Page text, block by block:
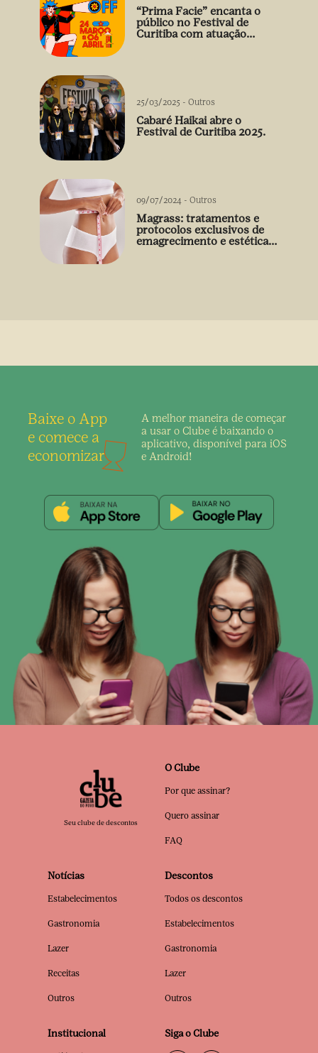
“Prima Facie” encanta o
público no Festival de
Curitiba com atuação
25/03/2025 - Outros
Cabaré Haikai abre o
Festival de Curitiba 2025.
09/07/2024 - Outros
Magrass: tratamentos e
protocolos exclusivos de
emagrecimento e estética
Baixe o App
e comece a
economizar
A melhor maneira de começar
a usar o Clube é baixando o
aplicativo, disponível para iOS
e Android!
Seu clube de descontos
O Clube
Por que assinar?
Quero assinar
FAQ
Notícias
Estabelecimentos
Gastronomia
Lazer
Receitas
Outros
Descontos
Todos os descontos
Estabelecimentos
Gastronomia
Lazer
Outros
Institucional Siga o Clube